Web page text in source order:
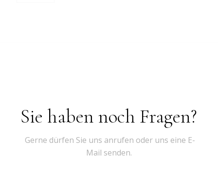
Sie haben noch Fragen?
Gerne dürfen Sie uns anrufen oder uns eine E-
Mail senden.